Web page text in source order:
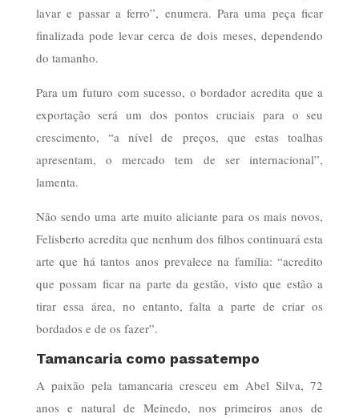
lavar e passar a ferro”, enumera. Para uma peça ficar
finalizada pode levar cerca de dois meses, dependendo
do tamanho.
Para um futuro com sucesso, o bordador acredita que a
exportação será um dos pontos cruciais para o seu
crescimento, “a nível de preços, que estas toalhas
apresentam, o mercado tem de ser internacional”,
lamenta.
Não sendo uma arte muito aliciante para os mais novos,
Felisberto acredita que nenhum dos filhos continuará esta
arte que há tantos anos prevalece na família: “acredito
que possam ficar na parte da gestão, visto que estão a
tirar essa área, no entanto, falta a parte de criar os
bordados e de os fazer”.
Tamancaria como passatempo
A paixão pela tamancaria cresceu em Abel Silva, 72
anos e natural de Meinedo, nos primeiros anos de